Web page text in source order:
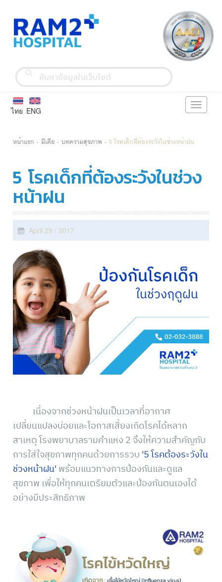
ENG
ไทย
Toggle
หน้าแรก มีเดีย บทความสุขภาพ 5 โรคเด็กที่ต้องระวังในช่วงหน้าฝน
5 โรคเด็กที่ต้องระวังในช่วง
หน้าฝน
April 29 / 2017
เนื่องจากช่วงหน้าฝนเป็นเวลาที่อากาศ
เปลี่ยนแปลงบ่อยและโอกาสเสี่ยงเกิดโรคได้หลาก
สาเหตุ โรงพยาบาลรามคำแหง 2 จึงให้ความสำคัญกับ
การใส่ใจสุขภาพทุกคนด้วยการรวบ '5 โรคต้องระวังใน
ช่วงหน้าฝน' พร้อมแนวทางการป้องกันและดูแล
สุขภาพ เพื่อให้ทุกคนเตรียมตัวและป้องกันตนเองได้
อย่างมีประสิทธิภาพ